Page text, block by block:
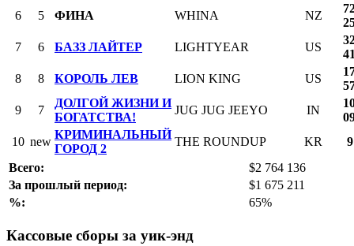
6 5 ФИНА WHINA NZ
7
6 БАЗЗ ЛАЙТЕР LIGHTYEAR US
8
8 КОРОЛЬ ЛЕВ LION KING US
9
7
ДОЛГОЙ ЖИЗНИ И
БОГАТСТВА!
JUG JUG JEEYO IN
10 new
КРИМИНАЛЬНЫЙ
ГОРОД 2
THE ROUNDUP KR
Всего:
$2 764 136
За прошлый период:
$1 675 211
%:
65%
Кассовые сборы за уик-энд